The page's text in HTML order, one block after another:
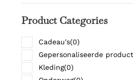
Product Categories
Cadeau's(0)
Gepersonaliseerde
Kleding(0)